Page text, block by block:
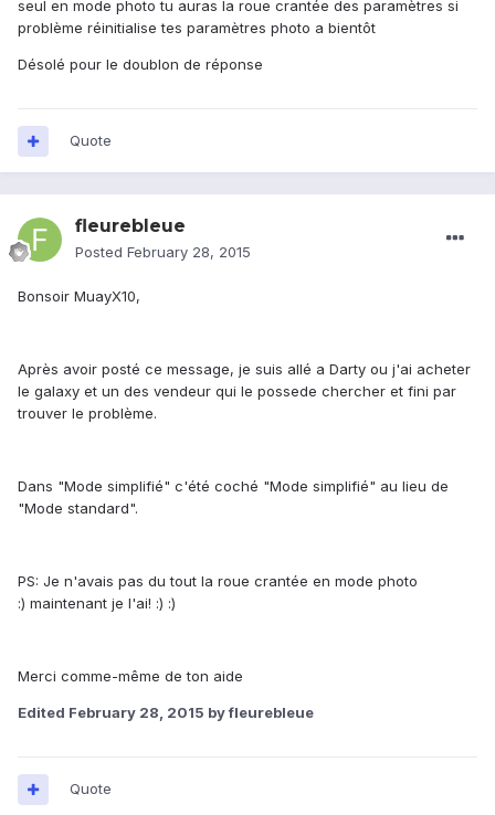
seul en mode photo tu auras la roue crantée des paramètres si
problème réinitialise tes paramètres photo a bientôt
Désolé pour le doublon de réponse
Quote
fleurebleue
Posted February 28, 2015
Bonsoir MuayX10,
Après avoir posté ce message, je suis allé a Darty ou j'ai acheter
le galaxy et un des vendeur qui le possede chercher et fini par
trouver le problème.
Dans "Mode simplifié" c'été coché "Mode simplifié" au lieu de
"Mode standard".
PS: Je n'avais pas du tout la roue crantée en mode photo
:) maintenant je l'ai! :) :)
Merci comme-même de ton aide
Edited February 28, 2015 by fleurebleue
Quote